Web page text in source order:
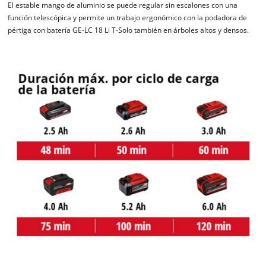
El estable mango de aluminio se puede regular sin escalones con una
función telescópica y permite un trabajo ergonómico con la podadora de
pértiga con batería GE-LC 18 Li T-Solo también en árboles altos y densos.